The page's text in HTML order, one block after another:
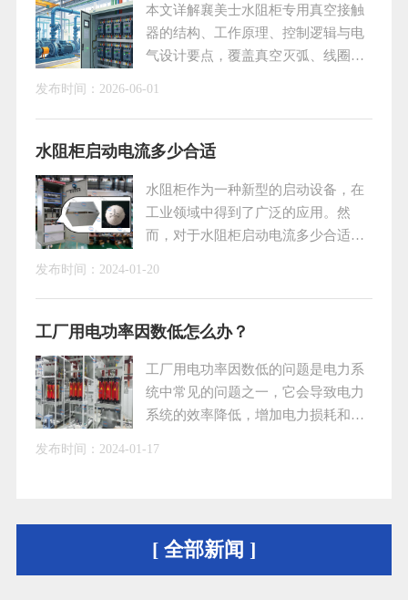
本文详解襄美士水阻柜专用真空接触
器的结构、工作原理、控制逻辑与电
气设计要点，覆盖真空灭弧、线圈驱
电机安全软启动，适配煤矿、冶金、
化工等恶劣工况，提升设备可靠性与
发布时间： 2026-06-01
水阻柜启动电流多少合适
水阻柜作为一种新型的启动设备，在
工业领域中得到了广泛的应用。然
而，对于水阻柜启动电流多少合适的
以便更好地了解和掌握水阻柜的启动
特性。一、水阻柜的工作原理水阻柜
路，并利用电机启动时产生的阻尼作
用来实现电机的软启动。具体来说，
当电机启动时，转子回路中的电阻逐
发布时间： 2024-01-20
工厂用电功率因数低怎么办？
工厂用电功率因数低的问题是电力系
统中常见的问题之一，它会导致电力
系统的效率降低，增加电力损耗和电
功补偿装置是一种常见的解决功率因
数低的方法。通过在系统中安装无功
补偿装置，可以向系统注入无功功
发布时间： 2024-01-17
[ 全部新闻 ]